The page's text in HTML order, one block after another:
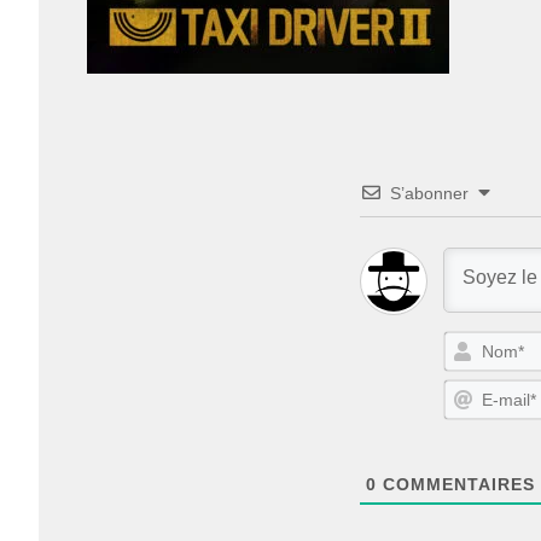
S’abonner
0 COMMENTAIRES